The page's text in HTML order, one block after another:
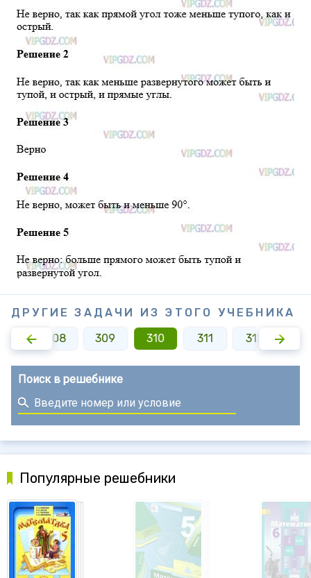
ДРУГИЕ ЗАДАЧИ ИЗ ЭТОГО УЧЕБНИКА
308 309 310 311 312
Поиск в решебнике
Популярные решебники